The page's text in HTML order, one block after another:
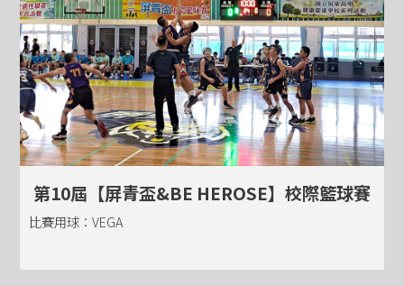
第10屆【屏青盃&BE HEROSE】校際籃球賽
比賽用球：VEGA